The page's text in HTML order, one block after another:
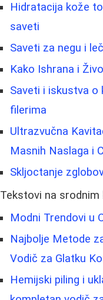
Hidratacija kože
saveti
Saveti za negu i
Kako Ishrana i
Saveti i iskustva o
filerima
Ultrazvučna
Masnih Naslaga i
Skljoctanje
Tekstovi na srodnim
Modni Trendovi u
Najbolje Metode
Vodič za Glatku
Hemijski piling i